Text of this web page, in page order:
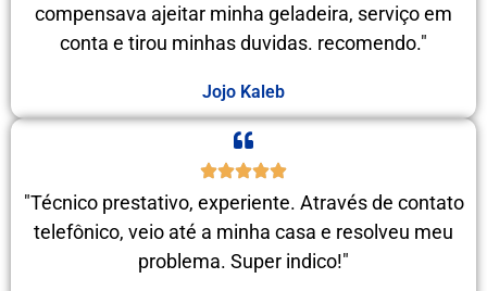
compensava ajeitar minha geladeira, serviço em
conta e tirou minhas duvidas. recomendo."
Jojo Kaleb
"Técnico prestativo, experiente. Através de contato
telefônico, veio até a minha casa e resolveu meu
problema. Super indico!"